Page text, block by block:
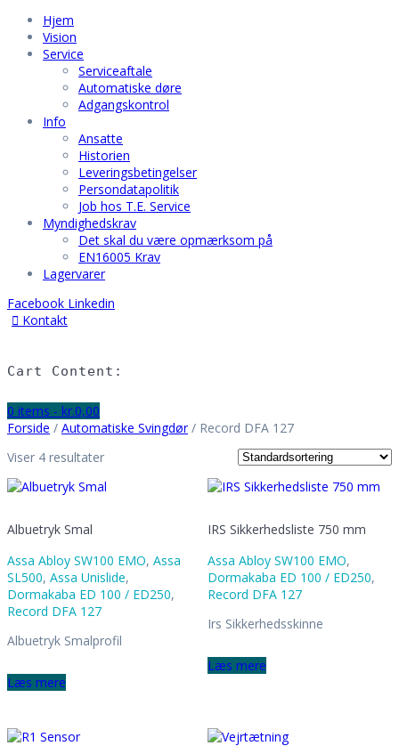
Hjem
Vision
Service
Serviceaftale
Automatiske døre
Adgangskontrol
Info
Ansatte
Historien
Leveringsbetingelser
Persondatapolitik
Job hos T.E. Service
Myndighedskrav
Det skal du være opmærksom på
EN16005 Krav
Lagervarer
Facebook Linkedin
Kontakt
Vision
Serviceaftale
Automatiske døre
Adgangskontrol
Info
Ansatte
Historien
Job hos T.E. Service
Myndighedskrav
Det skal du være opmærksom på
EN16005 Krav
Lagervarer
Kontakt
Cart Content:
0 items - kr.0,00
Forside / Automatiske Svingdør/ Record DFA 127
Viser 4 resultater
Albuetryk Smal
Assa Abloy SW100 EMO, Assa
SL500, Assa Unislide,
Dormakaba ED 100 / ED250,
Record DFA 127
Albuetryk Smalprofil
Læs mere
IRS Sikkerhedsliste 750 mm
Assa Abloy SW100 EMO,
Dormakaba ED 100 / ED250,
Record DFA 127
Irs Sikkerhedsskinne
Læs mere